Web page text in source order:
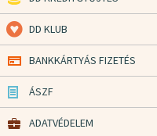
DD KLUB
BANKKÁRTYÁS FIZETÉS
ÁSZF
ADATVÉDELEM